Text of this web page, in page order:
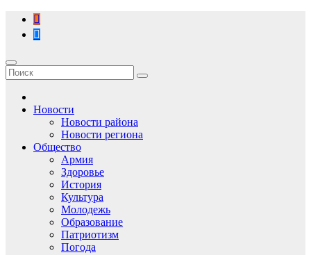
Перейти
содержимому
Новости
Новости района
Новости региона
Общество
Армия
Здоровье
История
Культура
Молодежь
Образование
Патриотизм
Погода